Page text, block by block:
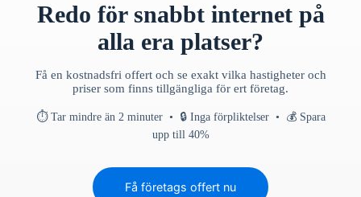
Redo för snabbt internet på
alla era platser?
Få en kostnadsfri offert och se exakt vilka hastigheter och
priser som finns tillgängliga för ert företag.
⏱ Tar mindre än 2 minuter • 🔒 Inga förpliktelser • 💰 Spara
upp till 40%
Få företags offert nu